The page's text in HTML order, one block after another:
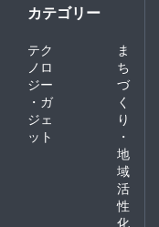
カテゴリー
テク
ノロ
ジー
・ガ
ジェ
ット
ま
ち
づ
く
り
・
地
域
活
性
化